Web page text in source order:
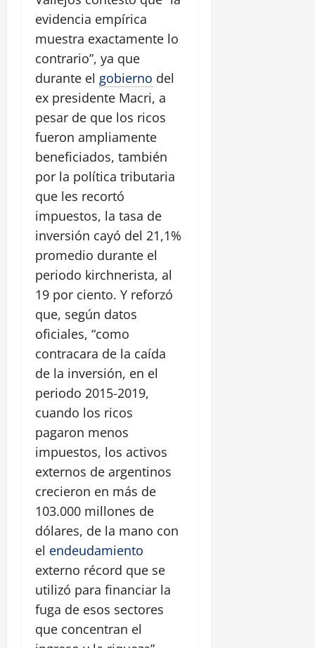
evidencia empírica
muestra exactamente lo
contrario”, ya que
durante el gobierno del
ex presidente Macri, a
pesar de que los ricos
fueron ampliamente
beneficiados, también
por la política tributaria
que les recortó
impuestos, la tasa de
inversión cayó del 21,1%
promedio durante el
periodo kirchnerista, al
19 por ciento. Y reforzó
que, según datos
oficiales, “como
contracara de la caída
de la inversión, en el
periodo 2015-2019,
cuando los ricos
pagaron menos
impuestos, los activos
externos de argentinos
crecieron en más de
103.000 millones de
dólares, de la mano con
el endeudamiento
externo récord que se
utilizó para financiar la
fuga de esos sectores
que concentran el